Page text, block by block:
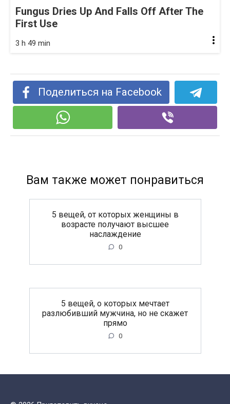
Fungus Dries Up And Falls Off After The
First Use
3 h 49 min
Поделиться на Facebook
Вам также может понравиться
5 вещей, от которых женщины в
возрасте получают высшее
наслаждение
0
5 вещей, о которых мечтает
разлюбивший мужчина, но не скажет
прямо
0